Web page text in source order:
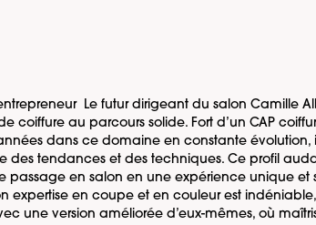
Le futur dirigeant du salon Camille
coiffure au parcours solide. Fort d’un CAP
dans ce domaine en constante évolution,
des tendances et des techniques. Ce profil
passage en salon en une expérience unique et
expertise en coupe et en couleur est
une version améliorée d’eux-mêmes, où